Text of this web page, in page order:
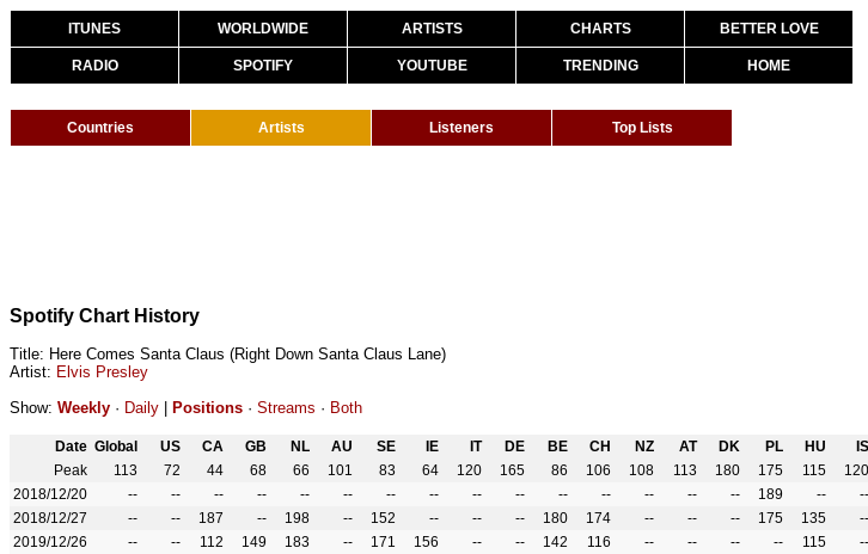
ITUNES WORLDWIDE ARTISTS CHARTS BETTER LOVE
RADIO SPOTIFY YOUTUBE TRENDING HOME
Countries Artists Listeners Top Lists
Spotify Chart History
Title: Here Comes Santa Claus (Right Down Santa Claus Lane)
Artist: Elvis Presley
Show: Weekly · Daily Positions · Streams · Both
Date Global US CA GB NL AU SE IE IT DE BE CH NZ AT DK PL HU IS
Peak
113 72 44 68 66 101 83 64 120 165 86 106 108 113 180 175 115 120
2018/12/20
-- -- -- -- -- -- -- -- -- -- -- -- -- -- -- 189 -- --
2018/12/27
-- -- 187 -- 198 -- 152 -- -- -- 180 174 -- -- -- 175 135 --
2019/12/26
-- -- 112 149 183 -- 171 156 -- -- 142 116 -- -- -- -- 115 --